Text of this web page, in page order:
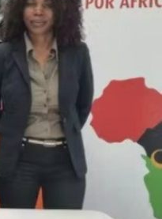
Institut d’Estudis
Societat Barcelonesa
Econòmics i Socials
Organitzacions
Organitzacions
Coneix més
Història
Galeria de Presidents